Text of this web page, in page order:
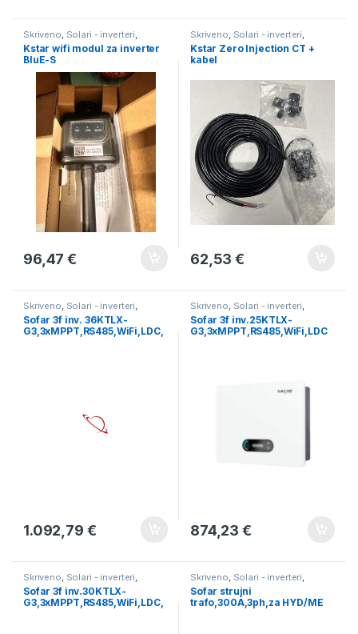
Skriveno Solari - inverteri
Solarni paneli
Kstar wifi modul za inverter
BluE-S
96,47€
Skriveno Solari - inverteri
Solarni paneli
Kstar Zero Injection CT +
kabel
62,53€
Skriveno Solari - inverteri
Solarni paneli
Sofar 3f inv. 36KTLX-
G3,3xMPPT,RS485,WiFi,LDC,
1.092,79 €
Skriveno Solari - inverteri
Solarni paneli
Sofar 3f inv.25KTLX-
G3,3xMPPT,RS485,WiFi,LDC
874,23€
Skriveno Solari - inverteri
Solarni paneli
Sofar 3f inv.30KTLX-
G3,3xMPPT,RS485,WiFi,LDC,
Skriveno Solari - inverteri
Solarni paneli
Sofar strujni
trafo,300A,3ph,za HYD/ME